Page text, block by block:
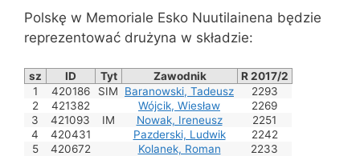
Polskę w Memoriale Esko Nuutilainena będzie
reprezentować drużyna w składzie:
sz ID Tyt Zawodnik
R 2017/2
1
420186 SIM Baranowski, Tadeusz
2293
2
421382 Wójcik, Wiesław
2269
3
421093 IM Nowak, Ireneusz
2251
4
420431 Pazderski, Ludwik
2242
5
420672 Kolanek, Roman
2233